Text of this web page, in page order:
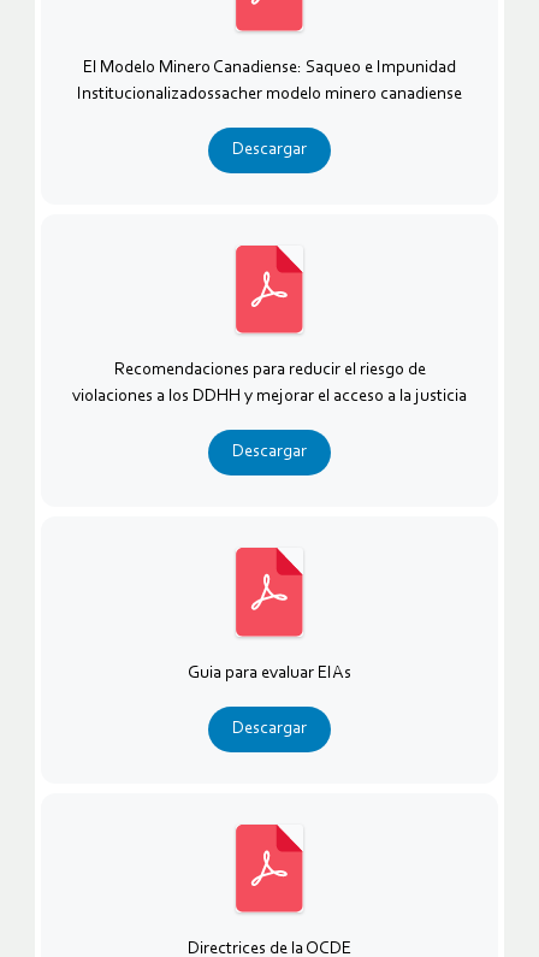
El Modelo Minero Canadiense: Saqueo e Impunidad
Institucionalizadossacher modelo minero canadiense
Descargar
Recomendaciones para reducir el riesgo de
violaciones a los DDHH y mejorar el acceso a la justicia
Descargar
Guia para evaluar EIAs
Descargar
Directrices de la OCDE